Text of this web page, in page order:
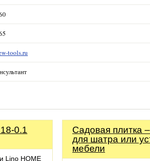
tools.ru
0.1
Lino HOME
Садовая плитка
для шатра или
мебели